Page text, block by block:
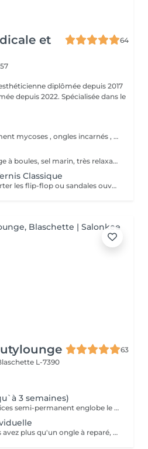
et
64
diplômée depuis 2017
depuis 2022. Spécialisée dans le
Pédicure médicale : Traitement mycoses , ongles incarnés , corrections des ongles en plicature , ongles en tuile de provence , en volute, durillons, cors ,callosités, crevasses, pied d'athlète et tous les affections. Le prix varie en fonction du problème.
Bain des pieds spa trempage à boules, sel marin, très relaxant. Gommage & massage inclus. Service non disponible pour ongles mycosiques , je propose l'autre solution de traitement.
Classique
Chers clients, veuillez apporter les flip-flop ou sandales ouvertes pour pose de verniz classique.
63
L-7390
3 semaines)
Tout les temps pour le services semi-permanent englobe le retrait du semi-permanent qui est déjà sur les ongles)
Prix pour un ongle / Si vous avez plus qu'un ongle à reparé, svp de reservé plusieurs fois ce même service. Merci